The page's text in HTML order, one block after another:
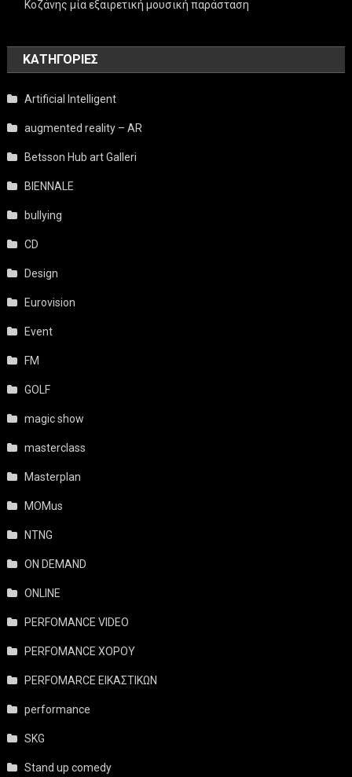
Κοζάνης μία εξαιρετική μουσική παράσταση
KΑΤΗΓΟΡΊΕΣ
Artificial Intelligent
augmented reality – AR
Betsson Hub art Galleri
BIENNALE
bullying
CD
Design
Eurovision
Event
FM
GOLF
magic show
masterclass
Masterplan
MOMus
NTNG
ON DEMAND
ONLINE
PERFOMANCE VIDEO
PERFOMANCE ΧΟΡΟΥ
PERFOMARCE ΕΙΚΑΣΤΙΚΩΝ
performance
SKG
Stand up comedy